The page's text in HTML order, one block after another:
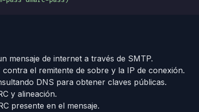
mensaje de internet a través de SMTP.
contra el remitente de sobre y la IP de conexión.
DNS para obtener claves públicas.
y alineación.
presente en el mensaje.